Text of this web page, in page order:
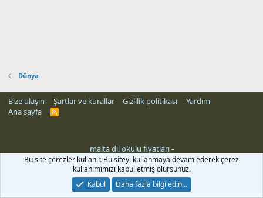
Dünya
Bize ulaşın Şartlar ve kurallar Gizlilik politikası
Yardım
Ana sayfa
R
malta dil okulu fiyatları-
Bu site çerezler kullanır. Bu siteyi kullanmaya devam ederek çerez
kullanımımızı kabul etmiş olursunuz.
Kabul
Daha fazla bilgi edin…